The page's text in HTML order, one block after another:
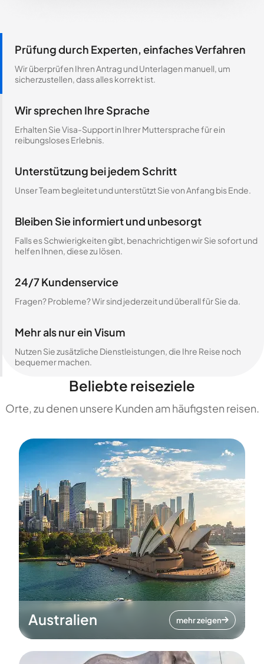
Prüfung durch Experten, einfaches Verfahren
Wir überprüfen Ihren Antrag und Unterlagen manuell, um
sicherzustellen, dass alles korrekt ist.
Wir sprechen Ihre Sprache
Erhalten Sie Visa-Support in Ihrer Muttersprache für ein
reibungsloses Erlebnis.
Unterstützung bei jedem Schritt
Unser Team begleitet und unterstützt Sie von Anfang bis Ende.
Bleiben Sie informiert und unbesorgt
Falls es Schwierigkeiten gibt, benachrichtigen wir Sie sofort und
helfen Ihnen, diese zu lösen.
24/7 Kundenservice
Fragen? Probleme? Wir sind jederzeit und überall für Sie da.
Mehr als nur ein Visum
Nutzen Sie zusätzliche Dienstleistungen, die Ihre Reise noch
bequemer machen.
Beliebte reiseziele
Orte, zu denen unsere Kunden am häufigsten reisen.
Australien mehr zeigen